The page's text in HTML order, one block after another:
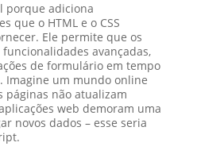
porque adiciona
que o HTML e o CSS
Ele permite que os
avançadas,
de formulário em tempo
Imagine um mundo online
páginas não atualizam
web demoram uma
novos dados – esse seria